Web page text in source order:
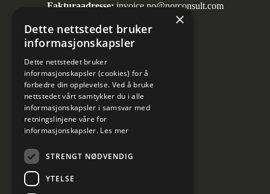
Sosiale medier
Informasjon om personvern
Fakturaadresse: invoice.no@norconsult.com
×
Dette nettstedet bruker
informasjonskapsler
Dette nettstedet bruker
informasjonskapsler (cookies) for å
forbedre din opplevelse. Ved å bruke
nettstedet vårt samtykker du i alle
informasjonskapsler i samsvar med
retningslinjene våre for
informasjonskapsler. Les mer
STRENGT NØDVENDIG
YTELSE